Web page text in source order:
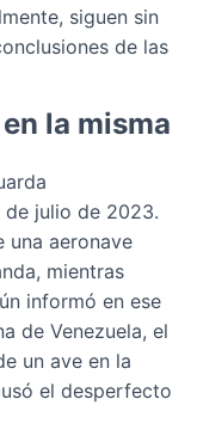
siguen sin
de las
la misma
de julio de 2023.
una aeronave
mientras
informó en ese
de Venezuela, el
un ave en la
el desperfecto